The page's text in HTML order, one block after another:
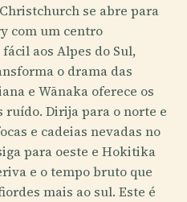
se abre para
com um centro
aos Alpes do Sul,
o drama das
e Wānaka oferece os
ruído. Dirija para o norte e
e cadeias nevadas no
para oeste e Hokitika
e o tempo bruto que
mais ao sul. Este é